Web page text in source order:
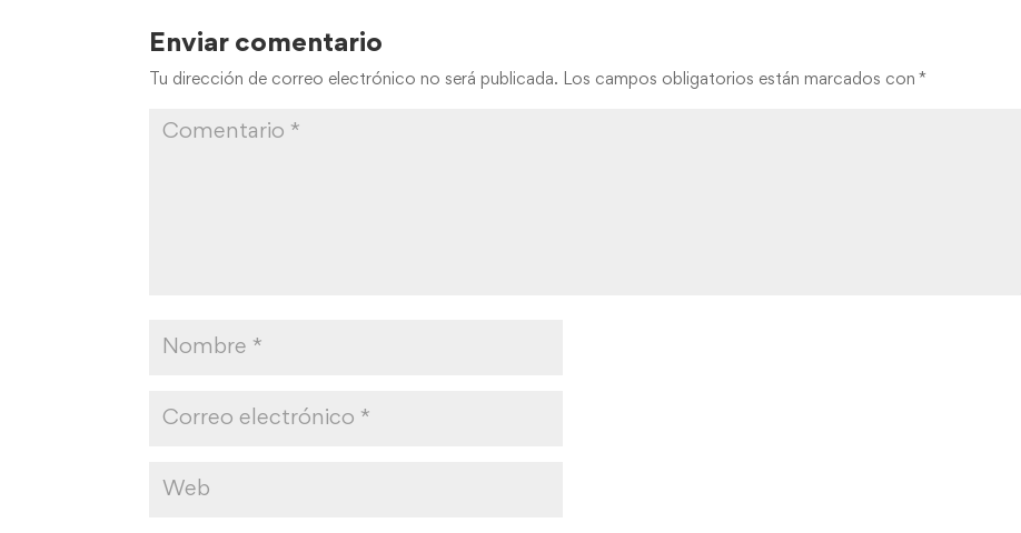
Enviar comentario
Tu dirección de correo electrónico no será publicada. Los campos obligatorios están marcados con *